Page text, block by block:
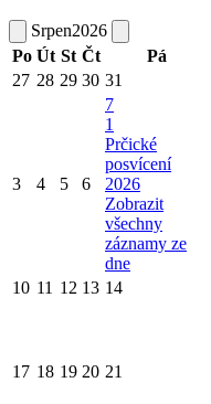
Srpen2026
Po Út St Čt Pá
27 28 29 30 31
3 4 5 6
7
1
Prčické
posvícení
2026
Zobrazit
všechny
záznamy ze
dne
10 11 12 13 14
17 18 19 20 21